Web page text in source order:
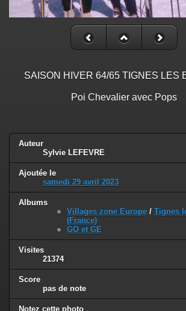
SAISON HIVER 64/65 TIGNES LES
Poi Chevalier avec Pops
Auteur
Sylvie LEFEVRE
Ajoutée le
samedi 29 avril 2023
Albums
Villages zone Europe / Tignes
(France)
GO et GE
Visites
21374
Score
pas de note
Notez cette photo